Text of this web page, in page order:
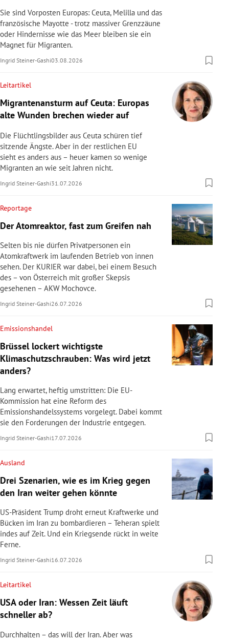
Sie sind Vorposten Europas: Ceuta, Melilla und das
französische Mayotte - trotz massiver Grenzzäune
oder Hindernisse wie das Meer bleiben sie ein
Magnet für Migranten.
Ingrid Steiner-Gashi03.08.2026
Leitartikel
Migrantenansturm auf Ceuta: Europas
alte Wunden brechen wieder auf
Die Flüchtlingsbilder aus Ceuta schüren tief
sitzende Ängste. Aber in der restlichen EU
sieht es anders aus – heuer kamen so wenige
Migranten an wie seit Jahren nicht.
Ingrid Steiner-Gashi31.07.2026
Reportage
Der Atomreaktor, fast zum Greifen nah
Selten bis nie dürfen Privatpersonen ein
Atomkraftwerk im laufenden Betrieb von innen
sehen. Der KURIER war dabei, bei einem Besuch
des – von Österreich mit großer Skepsis
gesehenen – AKW Mochovce.
Ingrid Steiner-Gashi26.07.2026
Emissionshandel
Brüssel lockert wichtigste
Klimaschutzschrauben: Was wird jetzt
anders?
Lang erwartet, heftig umstritten: Die EU-
Kommission hat eine Reform des
Emissionshandelssystems vorgelegt. Dabei kommt
sie den Forderungen der Industrie entgegen.
Ingrid Steiner-Gashi17.07.2026
Ausland
Drei Szenarien, wie es im Krieg gegen
den Iran weiter gehen könnte
US-Präsident Trump droht erneut Kraftwerke und
Bücken im Iran zu bombardieren – Teheran spielt
indes auf Zeit. Und ein Kriegsende rückt in weite
Ferne.
Ingrid Steiner-Gashi16.07.2026
Leitartikel
USA oder Iran: Wessen Zeit läuft
schneller ab?
Durchhalten – das will der Iran. Aber was